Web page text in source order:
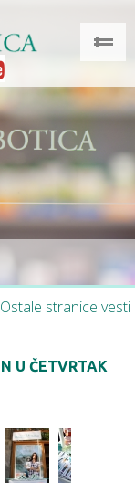
Ostale stranice vesti
U ČETVRTAK